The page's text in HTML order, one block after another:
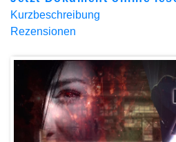
Kurzbeschreibung
Rezensionen